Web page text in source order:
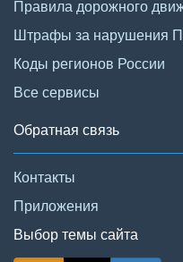
Правила дорожного
Штрафы за нарушения
Коды регионов России
Все сервисы
Обратная связь
Контакты
Приложения
Выбор темы сайта